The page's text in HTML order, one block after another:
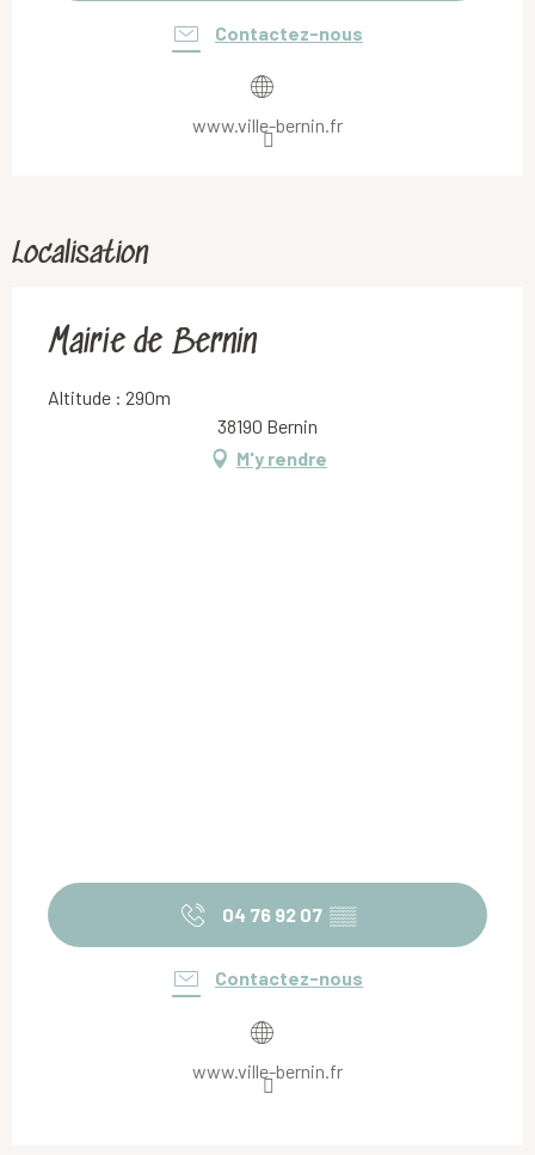
Contactez-nous
www.ville-bernin.fr
Localisation
Mairie de Bernin
Altitude : 290m
38190 Bernin
M'y rendre
04 76 92 07 ▒▒
Contactez-nous
www.ville-bernin.fr